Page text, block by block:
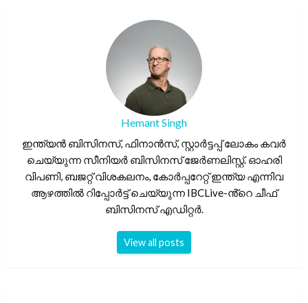
Hemant Singh
ഇന്ത്യൻ ബിസിനസ്, ഫിനാൻസ്, സ്റ്റാർട്ടപ്പ് ലോകം കവർ
ചെയ്യുന്ന സീനിയർ ബിസിനസ് ജേർണലിസ്റ്റ്. ഓഹരി
വിപണി, ബജറ്റ് വിശകലനം, കോർപ്പറേറ്റ് ഇന്ത്യ എന്നിവ
ആഴത്തിൽ റിപ്പോർട്ട് ചെയ്യുന്ന IBCLive-ൻ്റെ ചീഫ്
ബിസിനസ് എഡിറ്റർ.
View all posts